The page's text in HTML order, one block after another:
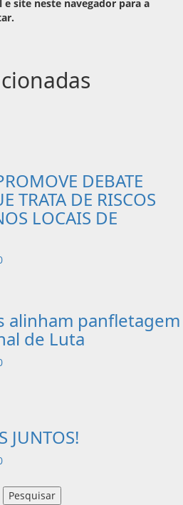
site neste navegador para a
DEBATE
TRATA DE RISCOS
LOCAIS DE
alinham panfletagem
de Luta
JUNTOS!
Pesquisar